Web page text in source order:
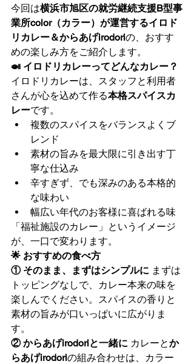
今回は横浜市旭区の就労継続支援B型事
業所color（カラー）が運営するイロド
リカレー＆からあげirodoriの、おすす
めの楽しみ方をご紹介します。
🍛 イロドリカレーってどんなカレー？
イロドリカレーは、スタッフと利用者
さんが心を込めて作る本格スパイスカ
レーです。
複数のスパイスをバランスよくブ
レンド
素材の旨みを最大限に引き出す丁
寧な仕込み
辛すぎず、でも深みのある本格的
な味わい
幅広い年代のお客様に喜ばれる味
「福祉施設のカレー」というイメージ
が、一口で変わります。
🌟 おすすめの食べ方
① そのまま、まずはシンプルに まずは
トッピングなしで、カレー本来の味を
楽しんでください。スパイスの香りと
素材の旨みが口いっぱいに広がりま
す。
② からあげirodoriと一緒に カレーとか
らあげirodoriの組み合わせは、カラー